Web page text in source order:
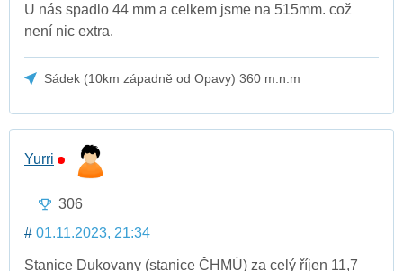
U nás spadlo 44 mm a celkem jsme na 515mm. což
není nic extra.
Sádek (10km západně od Opavy) 360 m.n.m
Yurri
306
# 01.11.2023, 21:34
Stanice Dukovany (stanice ČHMÚ) za celý říjen 11,7